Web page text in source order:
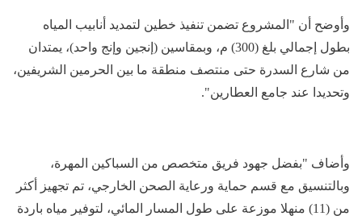
وأوضح أن "المشروع تضمن تنفيذ خطين لتمديد أنابيب المياه
بطول إجمالي بلغ (300) م، وبمقاسين (إنجين وإنج واحد)، يمتدان
من شارع السدرة حتى منتصف منطقة ما بين الحرمين الشريفين،
وتحديدا عند جامع العطارين".
وأضاف "بفضل جهود فريق متخصص من السباكين المهرة،
وبالتنسيق مع قسم حماية ورعاية الصحن الخارجي، تم تجهيز أكثر
من (11) منهلا موزعة على طول المسار المائي، لتوفير مياه باردة